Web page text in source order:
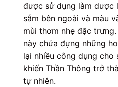
được sử dụng làm dược
sẫm bên ngoài và màu
mùi thơm nhẹ đặc
này chứa đựng những
lại nhiều công dụng
khiến Thần Thông trở
tự nhiên.